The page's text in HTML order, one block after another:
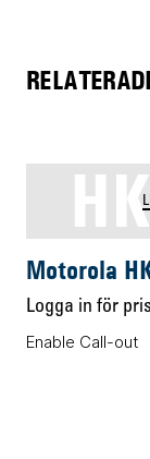
Motorola
Logga in för pris
Enable Call-out